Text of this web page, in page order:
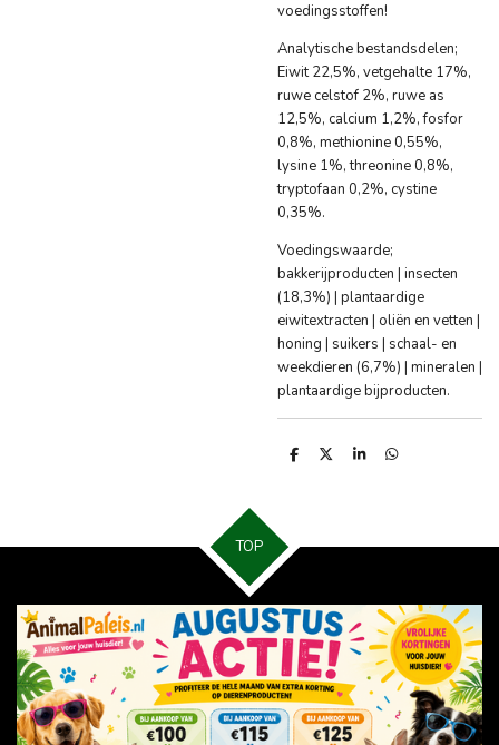
voedingsstoffen!
Analytische bestandsdelen;
Eiwit 22,5%, vetgehalte 17%,
ruwe celstof 2%, ruwe as
12,5%, calcium 1,2%, fosfor
0,8%, methionine 0,55%,
lysine 1%, threonine 0,8%,
tryptofaan 0,2%, cystine
0,35%.
Voedingswaarde;
bakkerijproducten | insecten
(18,3%) | plantaardige
eiwitextracten | oliën en vetten |
honing | suikers | schaal- en
weekdieren (6,7%) | mineralen |
plantaardige bijproducten.
D
D
S
D
TOP